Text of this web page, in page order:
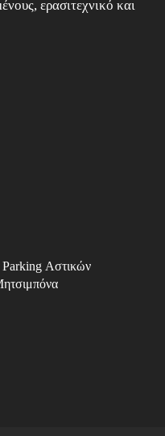
ερασιτεχνικό και
Parking Αστικών